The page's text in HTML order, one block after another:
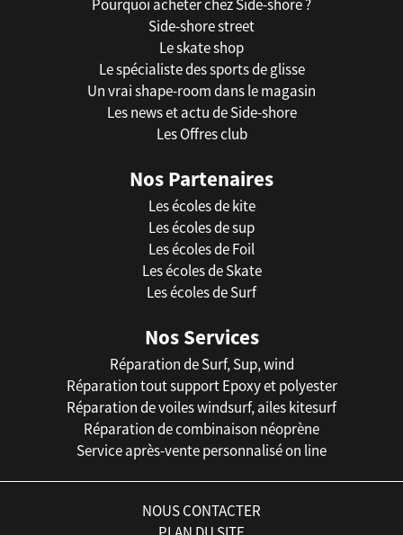
Pourquoi acheter chez Side-shore ?
Side-shore street
Le skate shop
Le spécialiste des sports de glisse
Un vrai shape-room dans le magasin
Les news et actu de Side-shore
Les Offres club
Nos Partenaires
Les écoles de kite
Les écoles de sup
Les écoles de Foil
Les écoles de Skate
Les écoles de Surf
Nos Services
Réparation de Surf, Sup, wind
Réparation tout support Epoxy et polyester
Réparation de voiles windsurf, ailes kitesurf
Réparation de combinaison néoprène
Service après-vente personnalisé on line
NOUS CONTACTER